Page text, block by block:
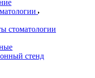
стоматологии
стенд